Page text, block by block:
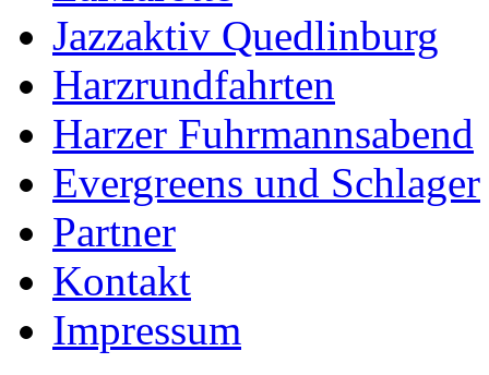
Jazzaktiv Quedlinburg
Harzrundfahrten
Harzer Fuhrmannsabend
Evergreens und Schlager
Partner
Kontakt
Impressum